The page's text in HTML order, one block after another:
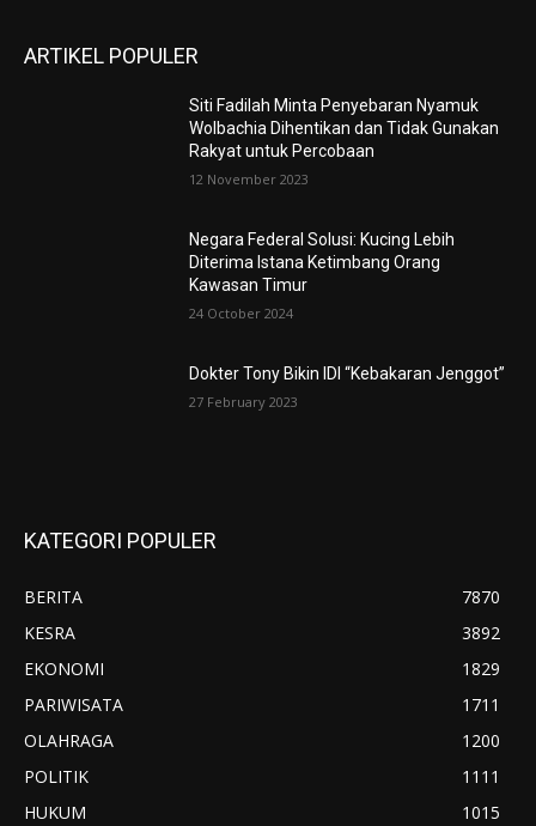
ARTIKEL POPULER
Siti Fadilah Minta Penyebaran Nyamuk
Wolbachia Dihentikan dan Tidak Gunakan
Rakyat untuk Percobaan
12 November 2023
Negara Federal Solusi: Kucing Lebih
Diterima Istana Ketimbang Orang
Kawasan Timur
24 October 2024
Dokter Tony Bikin IDI “Kebakaran Jenggot”
27 February 2023
KATEGORI POPULER
BERITA
7870
KESRA
3892
EKONOMI
1829
PARIWISATA
1711
OLAHRAGA
1200
POLITIK
1111
HUKUM
1015